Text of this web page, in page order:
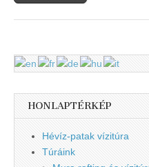
HONLAPTÉRKÉP
Hévíz-patak vízitúra
Túráink